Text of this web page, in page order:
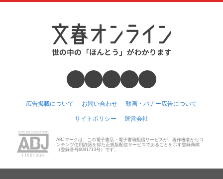
広告掲載について お問い合わせ 動画・バナー広告について
サイトポリシー 運営会社
ABJマークは、この電子書店・電子書籍配信サービスが、著作権者からコ
ンテンツ使用許諾を得た正規版配信サービスであることを示す登録商標
（登録番号6091713号）です。